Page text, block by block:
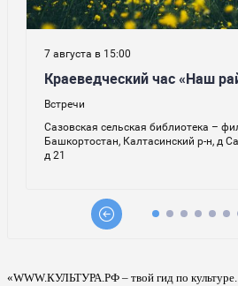
«WWW.КУЛЬТУРА.РФ – твой гид по культуре.